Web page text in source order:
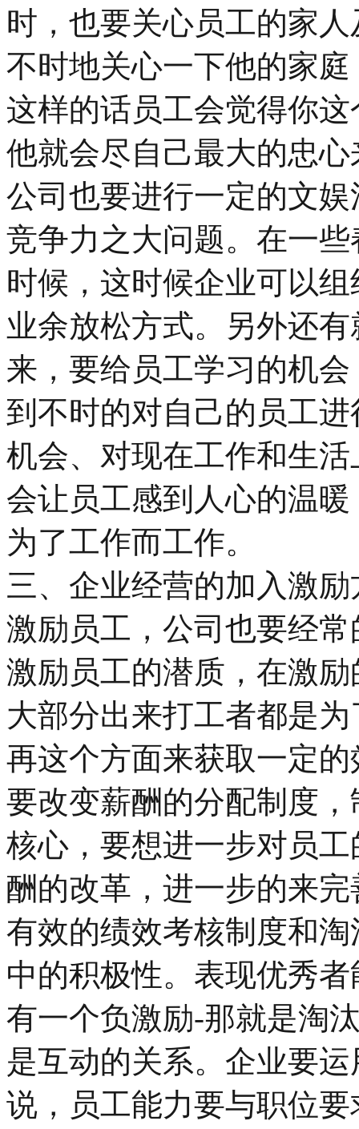
时，也要关心员工的家
不时地关心一下他的家
这样的话员工会觉得你
他就会尽自己最大的忠
公司也要进行一定的文
竞争力之大问题。在一
时候，这时候企业可以
业余放松方式。另外还
来，要给员工学习的机
到不时的对自己的员工
机会、对现在工作和生
会让员工感到人心的温
为了工作而工作。
三、企业经营的加入激
激励员工，公司也要经
激励员工的潜质，在激
大部分出来打工者都是
再这个方面来获取一定的
要改变薪酬的分配制度
核心，要想进一步对员
酬的改革，进一步的来
有效的绩效考核制度和
中的积极性。表现优秀
有一个负激励-那就是淘
是互动的关系。企业要
说，员工能力要与职位